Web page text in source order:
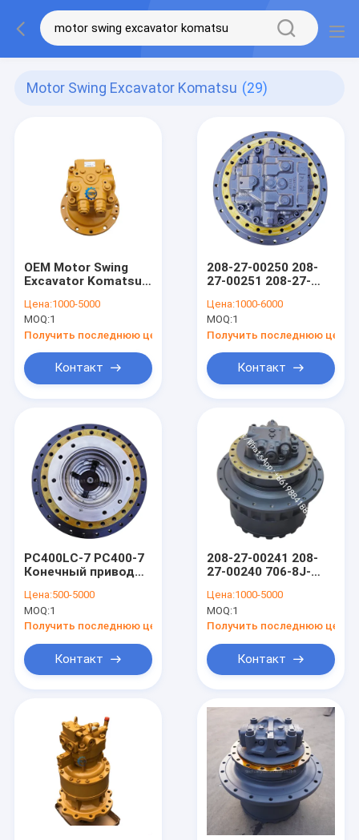
Motor Swing Excavator Komatsu (29)
OEM Motor Swing
Excavator Komatsu
Box SBHSM151-260
Индийский стиль
Цена:1000-5000
MOQ:1
Получить последнюю цену
Контакт
208-27-00250 208-
27-00251 208-27-
привод экскаватор
Komatsu PC450-7
PC400-6 Двигатель
путешествия
Цена:1000-6000
MOQ:1
Получить последнюю цену
Контакт
PC400LC-7 PC400-7
Конечный привод
Komatsu 208-27-
00281 208-27-00423
208-27-00312 208-
Цена:500-5000
MOQ:1
Получить последнюю цену
Контакт
208-27-00241 208-
27-00240 706-8J-
Части конечного
привода
экскаватора для
PC400-7 PC450-7
Цена:1000-5000
MOQ:1
Получить последнюю цену
Контакт